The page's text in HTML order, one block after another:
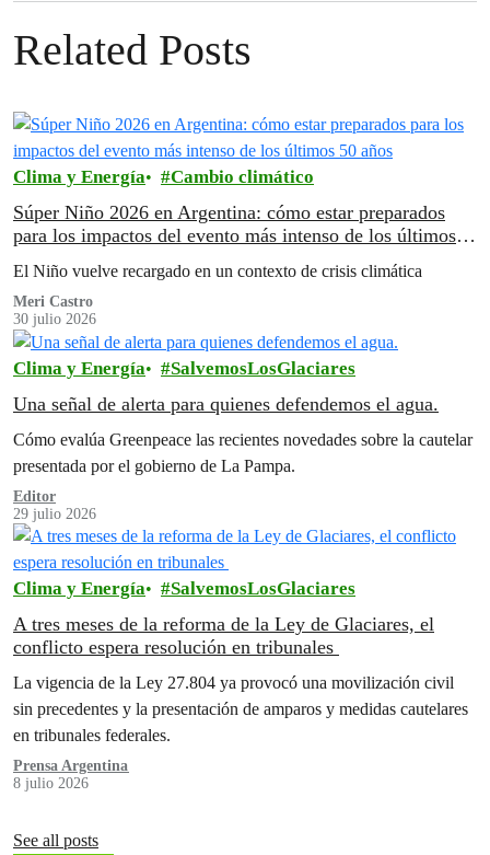
Related Posts
Clima y Energía Cambio climático
Súper Niño 2026 en Argentina: cómo estar preparados
para los impactos del evento más intenso de los últimos
El Niño vuelve recargado en un contexto de crisis climática
Meri Castro
30 julio 2026
Clima y Energía SalvemosLosGlaciares
Una señal de alerta para quienes defendemos el agua.
Cómo evalúa Greenpeace las recientes novedades sobre la cautelar
presentada por el gobierno de La Pampa.
Editor
29 julio 2026
Clima y Energía SalvemosLosGlaciares
A tres meses de la reforma de la Ley de Glaciares, el
conflicto espera resolución en tribunales
La vigencia de la Ley 27.804 ya provocó una movilización civil
sin precedentes y la presentación de amparos y medidas cautelares
en tribunales federales.
Prensa Argentina
8 julio 2026
See all posts